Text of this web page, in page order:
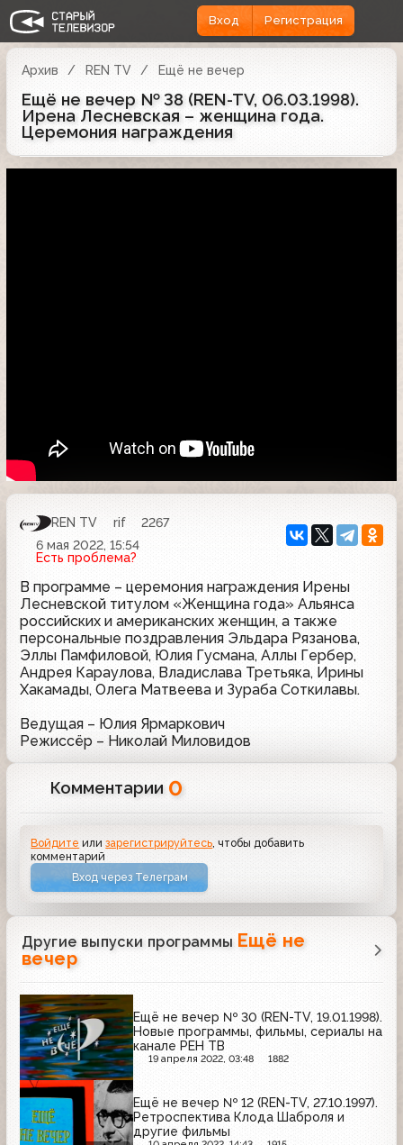
Вход Регистрация
Архив REN TV Ещё не вечер
Ещё не вечер № 38 (REN-TV, 06.03.1998).
Ирена Лесневская – женщина года.
Церемония награждения
REN TV rif
2267
6 мая 2022, 15:54
Есть проблема?
В программе – церемония награждения Ирены
Лесневской титулом «Женщина года» Альянса
российских и американских женщин, а также
персональные поздравления Эльдара Рязанова,
Эллы Памфиловой, Юлия Гусмана, Аллы Гербер,
Андрея Караулова, Владислава Третьяка, Ирины
Хакамады, Олега Матвеева и Зураба Соткилавы.
Ведущая – Юлия Ярмаркович
Режиссёр – Николай Миловидов
Комментарии 0
Войдите илизарегистрируйтесь , чтобы добавить
комментарий
Вход через Телеграм
Другие выпуски программы Ещё не
вечер
Ещё не вечер № 30 (REN-TV, 19.01.1998).
Новые программы, фильмы, сериалы на
канале РЕН ТВ
19 апреля 2022, 03:48 1882
Ещё не вечер № 12 (REN-TV, 27.10.1997).
Ретроспектива Клода Шаброля и
другие фильмы